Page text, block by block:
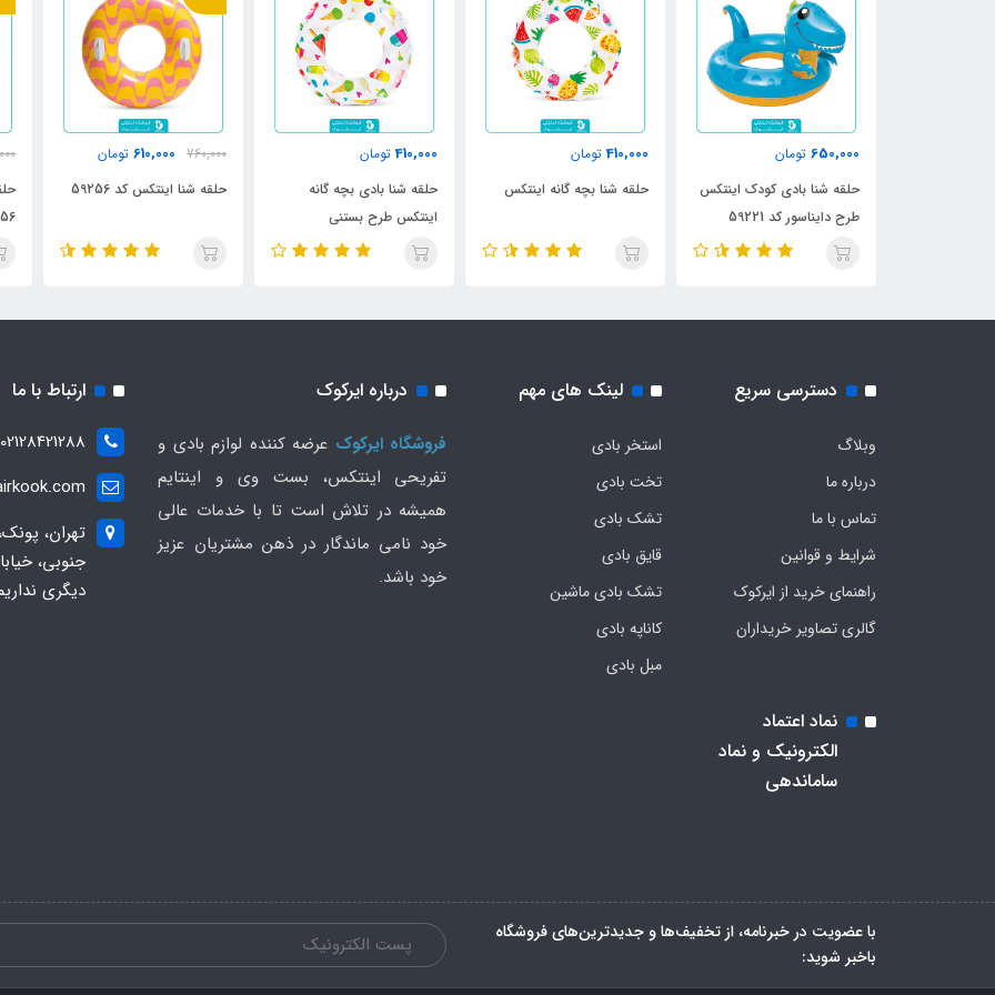
650,000 تومان
حلقه شنا بادی کودک اینتکس
طرح دایناسور کد 59221
410,000 تومان
حلقه شنا بچه گانه اینتکس
410,000 تومان
حلقه شنا بادی بچه گانه
اینتکس طرح بستنی
760,000
610,000 تومان
حلقه شنا اینتکس کد 59256
دسترسی سریع
وبلاگ
درباره ما
تماس با ما
شرایط و قوانین
راهنمای خرید از ایرکوک
گالری تصاویر خریداران
لینک های مهم
استخر بادی
تخت بادی
تشک بادی
قایق بادی
تشک بادی ماشین
کاناپه بادی
مبل بادی
درباره ایرکوک
فروشگاه ایرکوک عرضه کننده لوازم بادی و
تفریحی اینتکس، بست وی و اینتایم
همیشه در تلاش است تا با خدمات عالی
خود نامی ماندگار در ذهن مشتریان عزیز
خود باشد.
ارتباط با ما
02128421288
تهران،
دیگری
نماد اعتماد
الکترونیک و نماد
ساماندهی
با عضویت در خبرنامه، از تخفیف‌ها و جدیدترین‌های فروشگاه
باخبر شوید: